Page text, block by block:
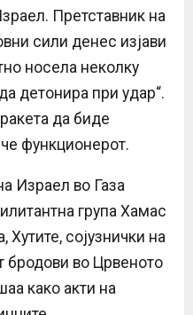
Претставник на
сили денес изјави
носела неколку
детонира при удар“.
да биде
функционерот.
Израел во Газа
група Хамас
сојузнички на
бродови во Црвеното
како акти на